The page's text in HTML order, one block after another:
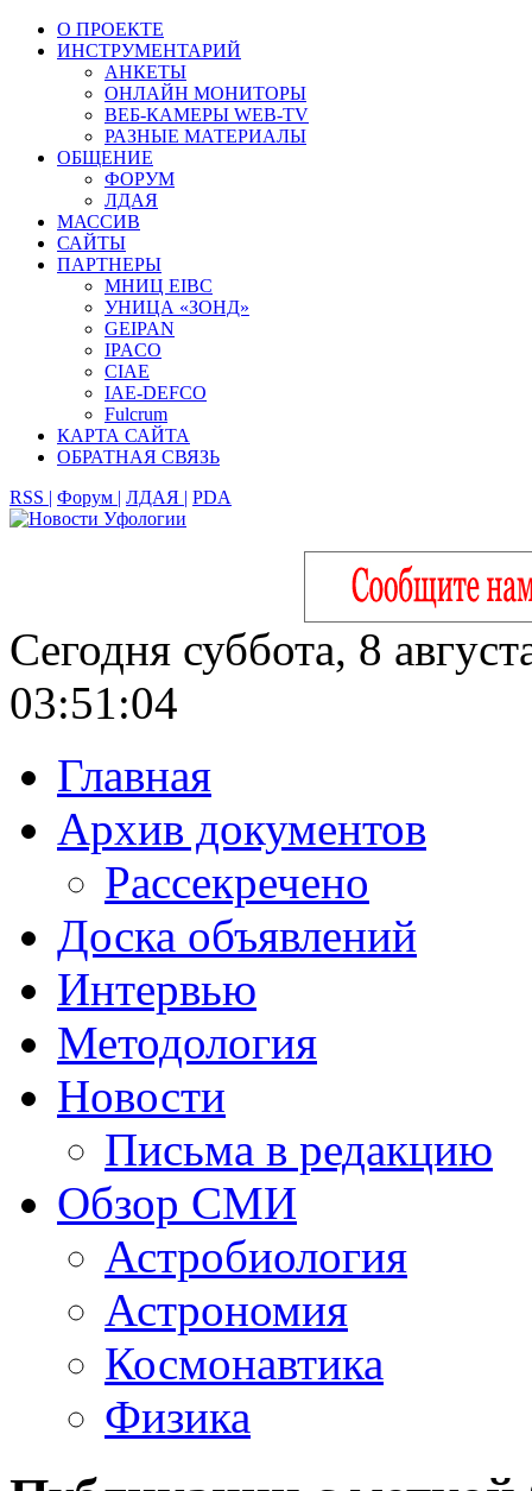
О ПРОЕКТЕ
ИНСТРУМЕНТАРИЙ
АНКЕТЫ
ОНЛАЙН МОНИТОРЫ
ВЕБ-КАМЕРЫ WEB-TV
РАЗНЫЕ МАТЕРИАЛЫ
ОБЩЕНИЕ
ФОРУМ
ЛДАЯ
МАССИВ
САЙТЫ
ПАРТНЕРЫ
МНИЦ EIBC
УНИЦА «ЗОНД»
GEIPAN
IPACO
CIAE
IAE-DEFCO
Fulcrum
КАРТА САЙТА
ОБРАТНАЯ СВЯЗЬ
RSS | Форум | ЛДАЯ | PDA
Сегодня суббота, 8
03:51:05
Главная
Архив документов
Рассекречено
Доска объявлений
Интервью
Методология
Новости
Письма в редакцию
Обзор СМИ
Астробиология
Астрономия
Космонавтика
Физика